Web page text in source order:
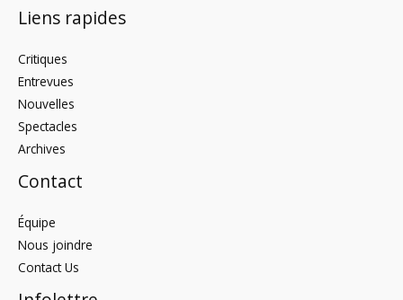
Liens rapides
Critiques
Entrevues
Nouvelles
Spectacles
Archives
Contact
Équipe
Nous joindre
Contact Us